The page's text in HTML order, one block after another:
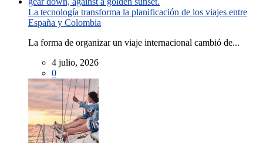
La tecnología transforma la planificación de los viajes entre
España y Colombia
La forma de organizar un viaje internacional cambió de...
4 julio, 2026
0